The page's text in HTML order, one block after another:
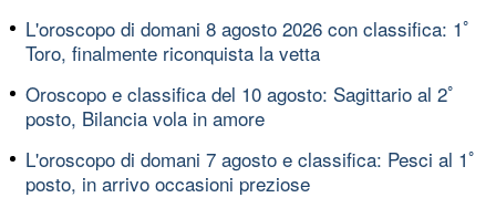
L'oroscopo di domani 8 agosto 2026 con classifica: 1ﾟ
Toro, finalmente riconquista la vetta
Oroscopo e classifica del 10 agosto: Sagittario al 2ﾟ
posto, Bilancia vola in amore
L'oroscopo di domani 7 agosto e classifica: Pesci al 1ﾟ
posto, in arrivo occasioni preziose